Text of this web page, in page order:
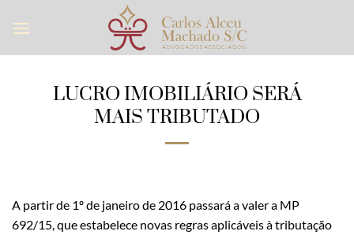
LUCRO IMOBILIÁRIO SERÁ
MAIS TRIBUTADO
A partir de 1º de janeiro de 2016 passará a valer a MP
692/15, que estabelece novas regras aplicáveis à tributação